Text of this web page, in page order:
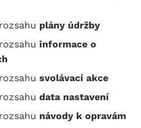
plány údržby
informace o
svolávací akce
data nastavení
návody k opravám